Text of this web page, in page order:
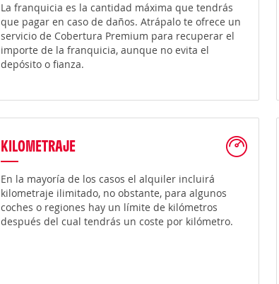
La franquicia es la cantidad máxima que tendrás
que pagar en caso de daños. Atrápalo te ofrece un
servicio de Cobertura Premium para recuperar el
importe de la franquicia, aunque no evita el
depósito o fianza.
KILOMETRAJE
En la mayoría de los casos el alquiler incluirá
kilometraje ilimitado, no obstante, para algunos
coches o regiones hay un límite de kilómetros
después del cual tendrás un coste por kilómetro.